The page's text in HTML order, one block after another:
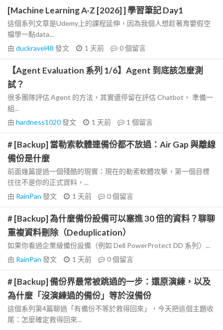
[Machine Learning A-Z [2026] ] 學習筆記 Day1
這個系列文章是Udemy上的課程延伸，因為我個人想趁著育嬰假空
檔學一點data...
由 duckravel48 發文 1 天前 0個留言
【Agent Evaluation 系列 1/6】Agent 到底該怎麼測
試？
很多團隊評估 Agent 的方法，其實還停留在評估 Chatbot。 準備一
組...
由 hardness1020發文 1 天前 1 個留言
# [Backup] 當勒索軟體連備份都不放過：Air Gap 與離線
備份是什麼
前面幾篇提過一個殘酷的現實：現在的勒索軟體攻擊，第一個目標
往往不是你的正式資料，...
由 RainPan 發文 1 天前 0個留言
# [Backup] 為什麼備份設備可以塞進 30 倍的資料？聊聊
重複資料刪除（Deduplication）
如果你看過企業級備份設備（例如 Dell PowerProtect DD 系列）...
由 RainPan 發文 1 天前 0個留言
# [Backup] 備份界最常被跳過的一步：還原演練，以及
為什麼「沒演練過的備份」等於沒備份
這個系列第4篇聊過「有備份不等於救得回來」，今天把這個主題收
尾：怎麼確定救得回來...